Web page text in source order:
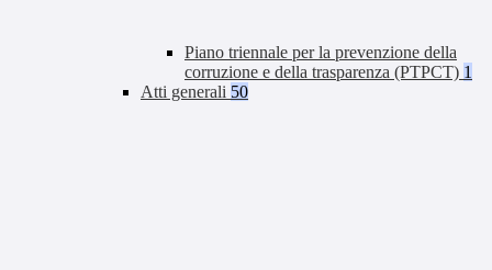
Piano triennale per la prevenzione della
corruzione e della trasparenza (PTPCT) 1
Atti generali 50